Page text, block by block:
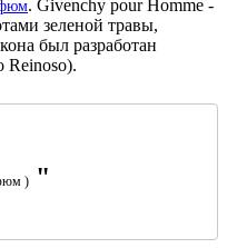
. Givenchy pour Homme -
зеленой травы,
был разработан
Reinoso).
)